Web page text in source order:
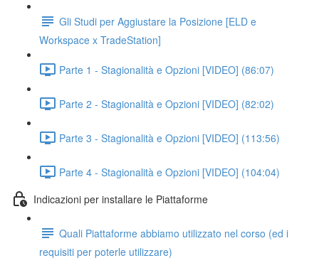
Gli Studi per Aggiustare la Posizione [ELD e
Workspace x TradeStation]
Parte 1 - Stagionalità e Opzioni [VIDEO] (86:07)
Parte 2 - Stagionalità e Opzioni [VIDEO] (82:02)
Parte 3 - Stagionalità e Opzioni [VIDEO] (113:56)
Parte 4 - Stagionalità e Opzioni [VIDEO] (104:04)
Indicazioni per installare le Piattaforme
Quali Piattaforme abbiamo utilizzato nel corso (ed i
requisiti per poterle utilizzare)